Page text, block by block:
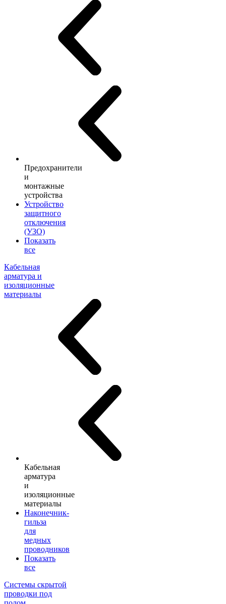
Предохранители
и
монтажные
устройства
Устройство
защитного
отключения
(УЗО)
Показать
все
Кабельная
арматура и
изоляционные
материалы
Кабельная
арматура
и
изоляционные
материалы
Наконечник-
гильза
для
медных
проводников
Показать
все
Системы скрытой
проводки под